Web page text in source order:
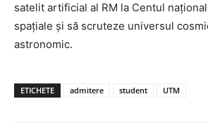
satelit artificial al RM la Centul
spațiale și să scruteze universul
astronomic.
ETICHETE admitere student UTM